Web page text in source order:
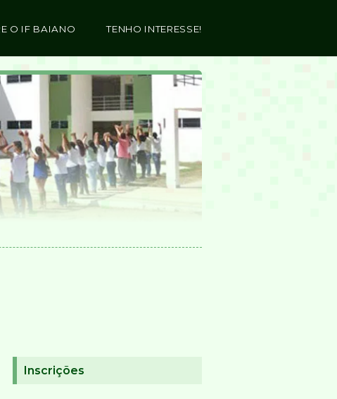
O IF BAIANO TENHO INTERESSE!
Inscrições